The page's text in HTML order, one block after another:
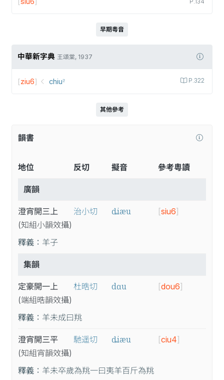
P.134
早期粵音
中華新字典 王頌棠, 1937
P.322
[ziu6] chiu꜅
其他參考
韻書
地位 反切 擬音 參考粵讀
廣韻
澄宵開三上
(知組小韻效攝)
治小切 ȡiæu [siu6]
釋義： 羊子
集韻
定豪開一上
(端組晧韻效攝)
杜晧切 dɑu [dou6]
釋義： 羊未成曰䍮
澄宵開三平
(知組宵韻效攝)
馳遥切 ȡiæu [ciu4]
釋義： 羊未卒歲為䍮一曰夷羊百斤為䍮